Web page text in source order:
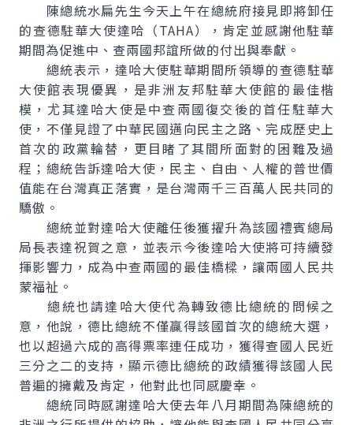
陳總統水扁先生今天上午在總統府接見即將卸任
的查德駐華大使達哈（TAHA），肯定並感謝他駐華
期間為促進中、查兩國邦誼所做的付出與奉獻。
總統表示，達哈大使駐華期間所領導的查德駐華
大使館表現優異，是非洲友邦駐華大使館的最佳楷
模，尤其達哈大使是中查兩國復交後的首任駐華大
使，不僅見證了中華民國邁向民主之路、完成歷史上
首次的政黨輪替，更目睹了其間所面對的困難及過
程；總統告訴達哈大使，民主、自由、人權的普世價
值能在台灣真正落實，是台灣兩千三百萬人民共同的
驕傲。
總統並對達哈大使離任後獲擢升為該國禮賓總局
局長表達祝賀之意，並表示今後達哈大使將可持續發
揮影響力，成為中查兩國的最佳橋樑，讓兩國人民共
蒙福祉。
總統也請達哈大使代為轉致德比總統的問候之
意，他說，德比總統不僅贏得該國首次的總統大選，
也以超過六成的高得票率連任成功，獲得查國人民近
三分之二的支持，顯示德比總統的政績獲得該國人民
普遍的擁戴及肯定，他對此也同感慶幸。
總統同時感謝達哈大使去年八月期間為陳總統的